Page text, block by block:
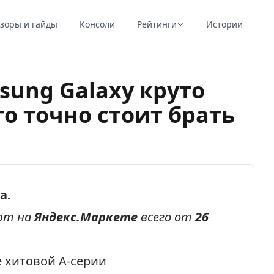
и гайды Консоли Рейтинги Истории
Galaxy круто
точно стоит брать
наЯндекс.Маркете всего от26
А-серии